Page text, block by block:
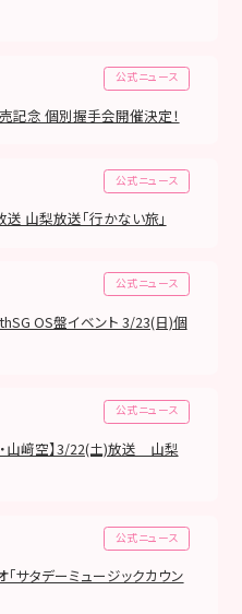
公式ニュース
記念 個別握手会開催決定！
公式ニュース
送 山梨放送「行かない旅」
公式ニュース
OS盤イベント 3/23(日)個
公式ニュース
山﨑空】3/22(土)放送 山梨
公式ニュース
サタデーミュージックカウン